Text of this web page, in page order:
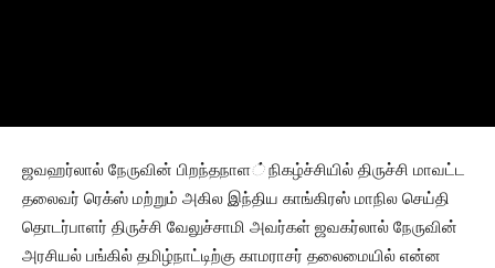
ஜவஹர்லால் நேருவின் பிறந்தநாள்நிகழ்ச்சியில் திருச்சி மாவட்ட
தலைவர் ரெக்ஸ் மற்றும் அகில இந்திய காங்கிரஸ் மாநில செய்தி
தொடர்பாளர் திருச்சி வேலுச்சாமி அவர்கள் ஜவகர்லால் நேருவின்
அரசியல் பங்கில் தமிழ்நாட்டிற்கு காமராசர் தலைமையில் என்ன